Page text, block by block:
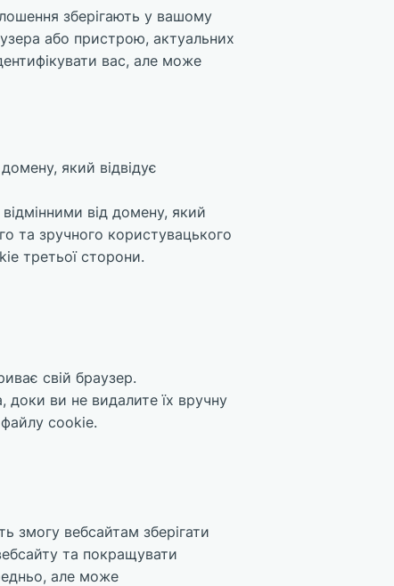
зберігають у вашому
або пристрою, актуальних
вас, але може
який відвідує
від домену, який
та зручного користувацького
третьої сторони.
свій браузер.
доки ви не видалите їх вручну
файлу cookie.
змогу вебсайтам зберігати
та покращувати
але може